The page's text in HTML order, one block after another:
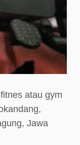
atau gym
Jawa